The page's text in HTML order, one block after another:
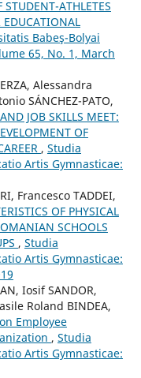
STUDENT-ATHLETES
EDUCATIONAL
Babeş-Bolyai
65, No. 1, March
Alessandra
SÁNCHEZ-PATO,
JOB SKILLS MEET:
OF
, Studia
Artis Gymnasticae:
Francesco TADDEI,
OF PHYSICAL
SCHOOLS
, Studia
Artis Gymnasticae:
Iosif SANDOR,
Roland BINDEA,
Employee
, Studia
Artis Gymnasticae: